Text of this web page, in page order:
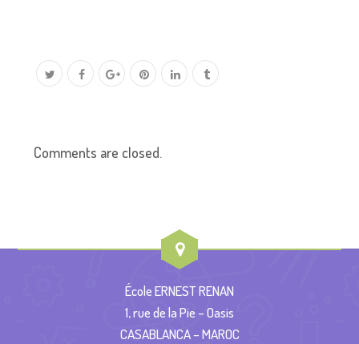
Comments are closed.
École ERNEST RENAN
1, rue de la Pie – Oasis
CASABLANCA – MAROC